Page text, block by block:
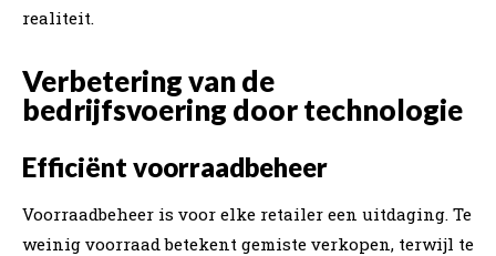
realiteit.
Verbetering van de
bedrijfsvoering door technologie
Efficiënt voorraadbeheer
Voorraadbeheer is voor elke retailer een uitdaging. Te
weinig voorraad betekent gemiste verkopen, terwijl te